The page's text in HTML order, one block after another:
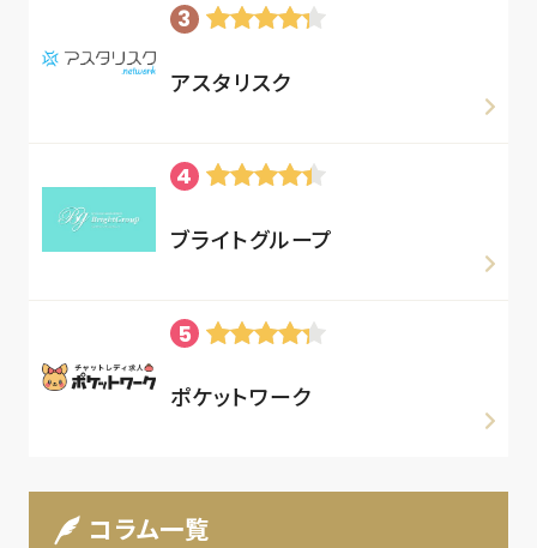
アスタリスク
ブライトグループ
ポケットワーク
コラム一覧